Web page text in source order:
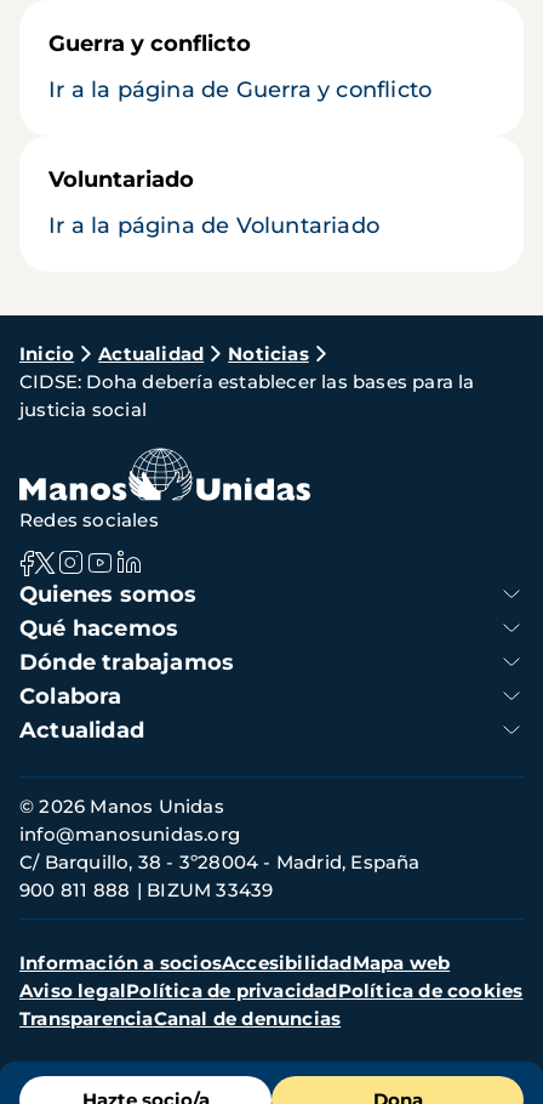
Guerra y conflicto
Ir a la página de Guerra y conflicto
Voluntariado
Ir a la página de Voluntariado
Ruta
de
navegación
Inicio Actualidad
Noticias
CIDSE: Doha debería establecer las bases para la
justicia social
Menú
Navegación
principal
Quienes somos
Qué hacemos
Dónde trabajamos
Colabora
Actualidad
Redes sociales
Información
de
contacto
© 2026 Manos Unidas
C/ Barquillo, 38 - 3º28004 - Madrid, España
900 811 888
BIZUM 33439
info@manosunidas.org
Menú
secundario
Información a sociosAccesibilidadMapa web
Aviso legalPolítica de privacidadPolítica de cookies
TransparenciaCanal de denuncias